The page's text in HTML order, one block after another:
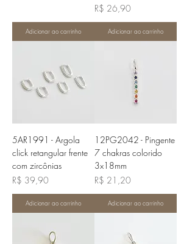
Adicionar ao carrinho
Preço
R$ 26,90
Adicionar ao carrinho
5AR1991 - Argola
click retangular frente
com zircônias
Preço
R$ 39,90
Adicionar ao carrinho
12PG2042 - Pingente
7 chakras colorido
3x18mm
Preço
R$ 21,20
Adicionar ao carrinho